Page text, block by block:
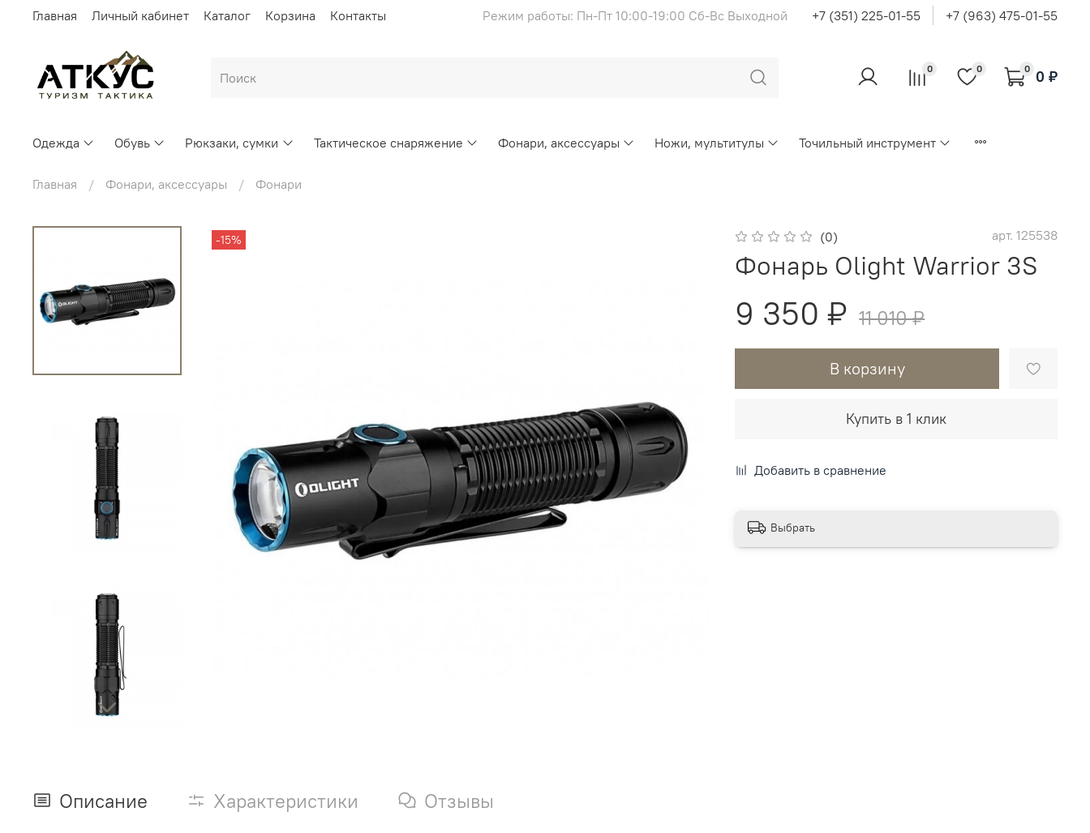
Главная Личный кабинет Каталог Корзина Контакты Режим работы: Пн-Пт 10:00-19:00 Сб-Вс Выходной +7 (351) 225-01-55 +7 (963) 475-01-55
0 0 0 0 ₽
Одежда Обувь Рюкзаки, сумки Тактическое снаряжение Фонари, аксессуары Ножи, мультитулы Точильный инструмент
Главная Фонари, аксессуары Фонари
-15% (0) арт. 125538
Фонарь Olight Warrior 3S
9 350 ₽ 11 010 ₽
В корзину
Купить в 1 клик
Добавить в сравнение
Выбрать
Описание Характеристики Отзывы